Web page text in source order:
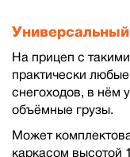
На прицеп с
практически
снегоходов, в нём
объёмные грузы.
Может
каркасом высотой